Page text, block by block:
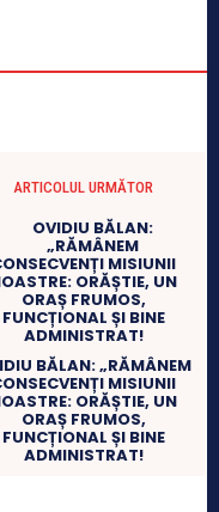
ARTICOLUL URMĂTOR
BĂLAN: „RĂMÂNEM
MISIUNII
ORĂȘTIE, UN
ORAȘ FRUMOS,
FUNCȚIONAL ȘI BINE
ADMINISTRAT!